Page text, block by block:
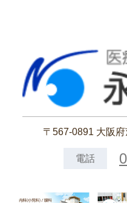
〒567-0891 大阪
電話